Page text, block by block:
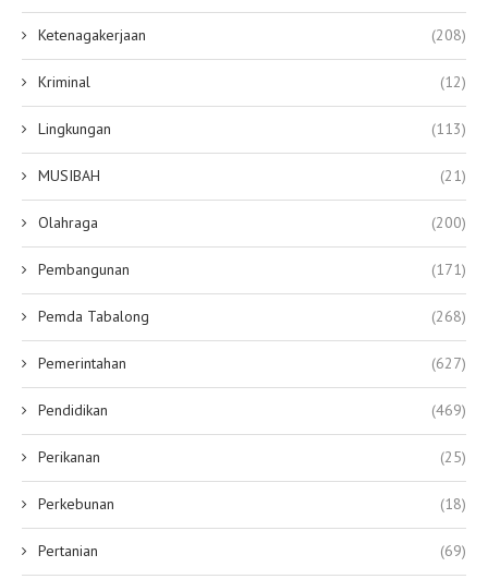
Ketenagakerjaan (208)
Kriminal (12)
Lingkungan (113)
MUSIBAH (21)
Olahraga (200)
Pembangunan (171)
Pemda Tabalong (268)
Pemerintahan (627)
Pendidikan (469)
Perikanan (25)
Perkebunan (18)
Pertanian (69)